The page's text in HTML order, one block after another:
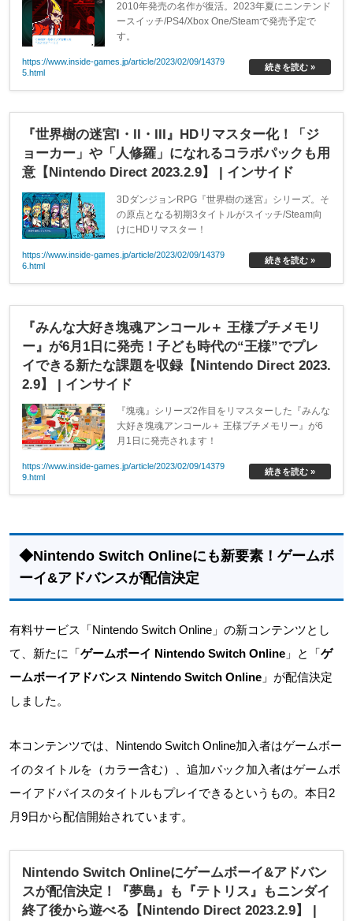
2010年発売の名作が復活。2023年夏にニンテンド
ースイッチ/PS4/Xbox One/Steamで発売予定で
す。
https://www.inside-games.jp/article/2023/02/09/14379
5.html
続きを読む »
『世界樹の迷宮I・II・III』HDリマスター化！「ジ
ョーカー」や「人修羅」になれるコラボパックも用
意【Nintendo Direct 2023.2.9】 | インサイド
3DダンジョンRPG『世界樹の迷宮』シリーズ。そ
の原点となる初期3タイトルがスイッチ/Steam向
けにHDリマスター！
https://www.inside-games.jp/article/2023/02/09/14379
6.html
続きを読む »
『みんな大好き塊魂アンコール＋ 王様プチメモリ
ー』が6月1日に発売！子ども時代の“王様”でプレ
イできる新たな課題を収録【Nintendo Direct 2023.
2.9】 | インサイド
『塊魂』シリーズ2作目をリマスターした『みんな
大好き塊魂アンコール＋ 王様プチメモリー』が6
月1日に発売されます！
https://www.inside-games.jp/article/2023/02/09/14379
9.html
続きを読む »
◆Nintendo Switch Onlineにも新要素！ゲームボ
ーイ&アドバンスが配信決定
有料サービス「Nintendo Switch Online」の新コンテンツとし
て、新たに「ゲームボーイ Nintendo Switch Online 」と「ゲ
ームボーイアドバンス Nintendo Switch Online 」が配信決定
しました。
本コンテンツでは、Nintendo Switch Online加入者はゲームボー
イのタイトルを（カラー含む）、追加パック加入者はゲームボ
ーイアドバイスのタイトルもプレイできるというもの。本日2
月9日から配信開始されています。
Nintendo Switch Onlineにゲームボーイ&アドバン
スが配信決定！『夢島』も『テトリス』もニンダイ
終了後から遊べる【Nintendo Direct 2023.2.9】 |